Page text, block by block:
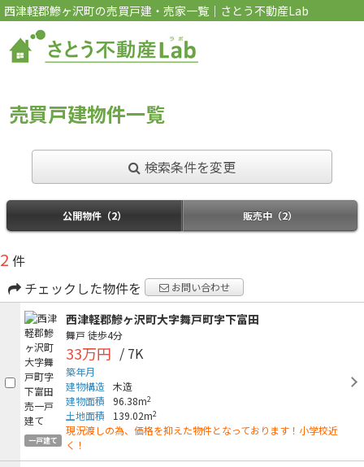
西津軽郡鰺ヶ沢町の売買戸建・売家一覧｜さとう不動産Lab
売買戸建物件一覧
検索条件を変更
公開物件（2） 販売中（2）
2 件
チェックした物件を
お問い合わせ
一戸建て
西津軽郡鰺ヶ沢町大字舞戸町字下富田
舞戸徒歩4分
33万円 / 7K
築年月
建物構造 木造
建物面積
96.38m2
土地面積 139.02m2
現況渡しの為、価格を抑えた物件となっております！小学校近
く！